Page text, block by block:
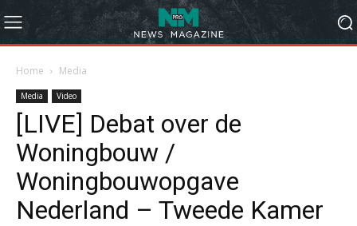
Home Media
Media Video
[LIVE] Debat over de
Woningbouw /
Woningbouwopgave
Nederland – Tweede Kamer